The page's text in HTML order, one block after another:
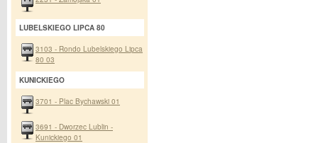
LUBELSKIEGO LIPCA 80
3103 - Rondo Lubelskiego Lipca
80 03
KUNICKIEGO
3701 - Plac Bychawski 01
3691 - Dworzec Lublin -
Kunickiego 01